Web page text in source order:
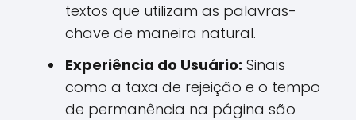
textos que utilizam as palavras-
chave de maneira natural.
Experiência do Usuário: Sinais
como a taxa de rejeição e o tempo
de permanência na página são